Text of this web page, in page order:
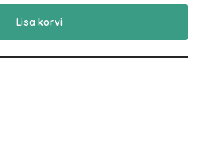
Lisa korvi